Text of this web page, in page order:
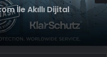
Hizmetleri